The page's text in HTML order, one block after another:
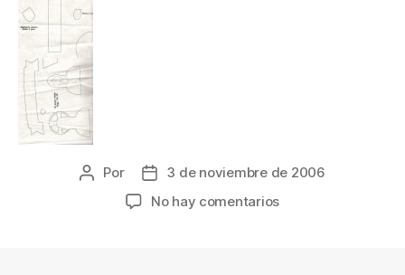
Autor
Por
Fecha
de
3 de noviembre de 2006
No hay comentariosen